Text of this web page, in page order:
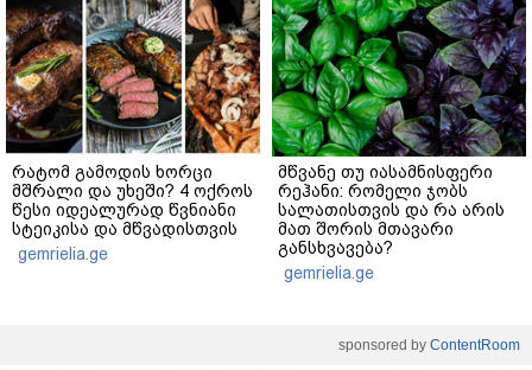
რატომ გამოდის ხორცი
მშრალი და უხეში? 4 ოქროს
წესი იდეალურად წვნიანი
სტეიკისა და მწვადისთვის
gemrielia.ge
მწვანე თუ იასამნისფერი
რეჰანი: რომელი ჯობს
სალათისთვის და რა არის
მათ შორის მთავარი
განსხვავება?
gemrielia.ge
sponsored by ContentRoom